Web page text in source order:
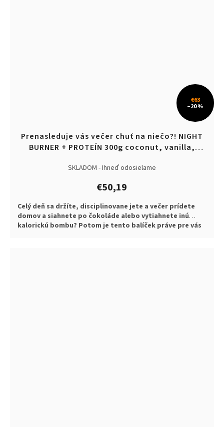
€63
–20 %
Prenasleduje vás večer chuť na niečo?! NIGHT
BURNER + PROTEÍN 300g coconut, vanilla,
SKLADOM - Ihneď odosielame
€50,19
Celý deň sa držíte, disciplinovane jete a večer prídete
domov a siahnete po čokoláde alebo vytiahnete inú
kalorickú bombu? Potom je tento balíček práve pre vás